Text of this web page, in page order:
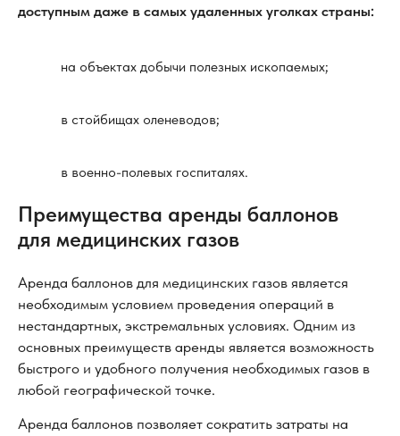
доступным даже в самых удаленных уголках страны:
на объектах добычи полезных ископаемых;
в стойбищах оленеводов;
в военно-полевых госпиталях.
Преимущества аренды баллонов
для медицинских газов
Аренда баллонов для медицинских газов является
необходимым условием проведения операций в
нестандартных, экстремальных условиях. Одним из
основных преимуществ аренды является возможность
быстрого и удобного получения необходимых газов в
любой географической точке.
Аренда баллонов позволяет сократить затраты на